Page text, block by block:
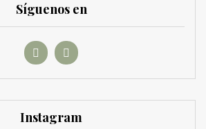
Síguenos en
Instagram